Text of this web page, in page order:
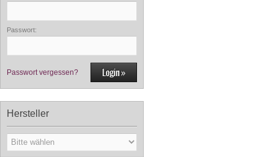
Passwort:
Passwort vergessen?
Hersteller